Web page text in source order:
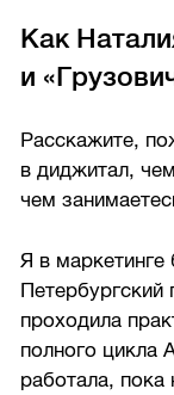
Как
и
Расскажите,
в диджитал,
чем
Я в маркетинге
Петербургский
проходила
полного цикла
работала, пока